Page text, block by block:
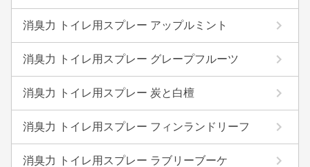
消臭力 トイレ用スプレー アップルミント
消臭力 トイレ用スプレー グレープフルーツ
消臭力 トイレ用スプレー 炭と白檀
消臭力 トイレ用スプレー フィンランドリーフ
消臭力 トイレ用スプレー ラブリーブーケ